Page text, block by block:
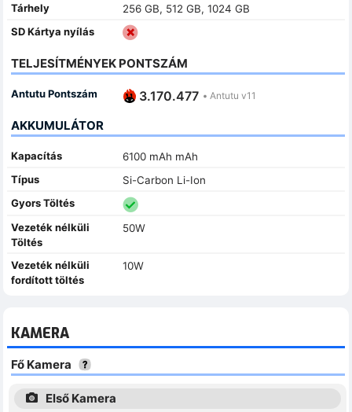
Tárhely
256 GB, 512 GB, 1024 GB
SD Kártya nyílás
TELJESÍTMÉNYEK PONTSZÁM
Antutu Pontszám 3.170.477 • Antutu v11
AKKUMULÁTOR
Kapacítás
6100 mAh mAh
Típus
Si-Carbon Li-Ion
Gyors Töltés
Vezeték nélküli
Töltés
50W
Vezeték nélküli
fordított töltés
10W
KAMERA
Fő Kamera
Első Kamera